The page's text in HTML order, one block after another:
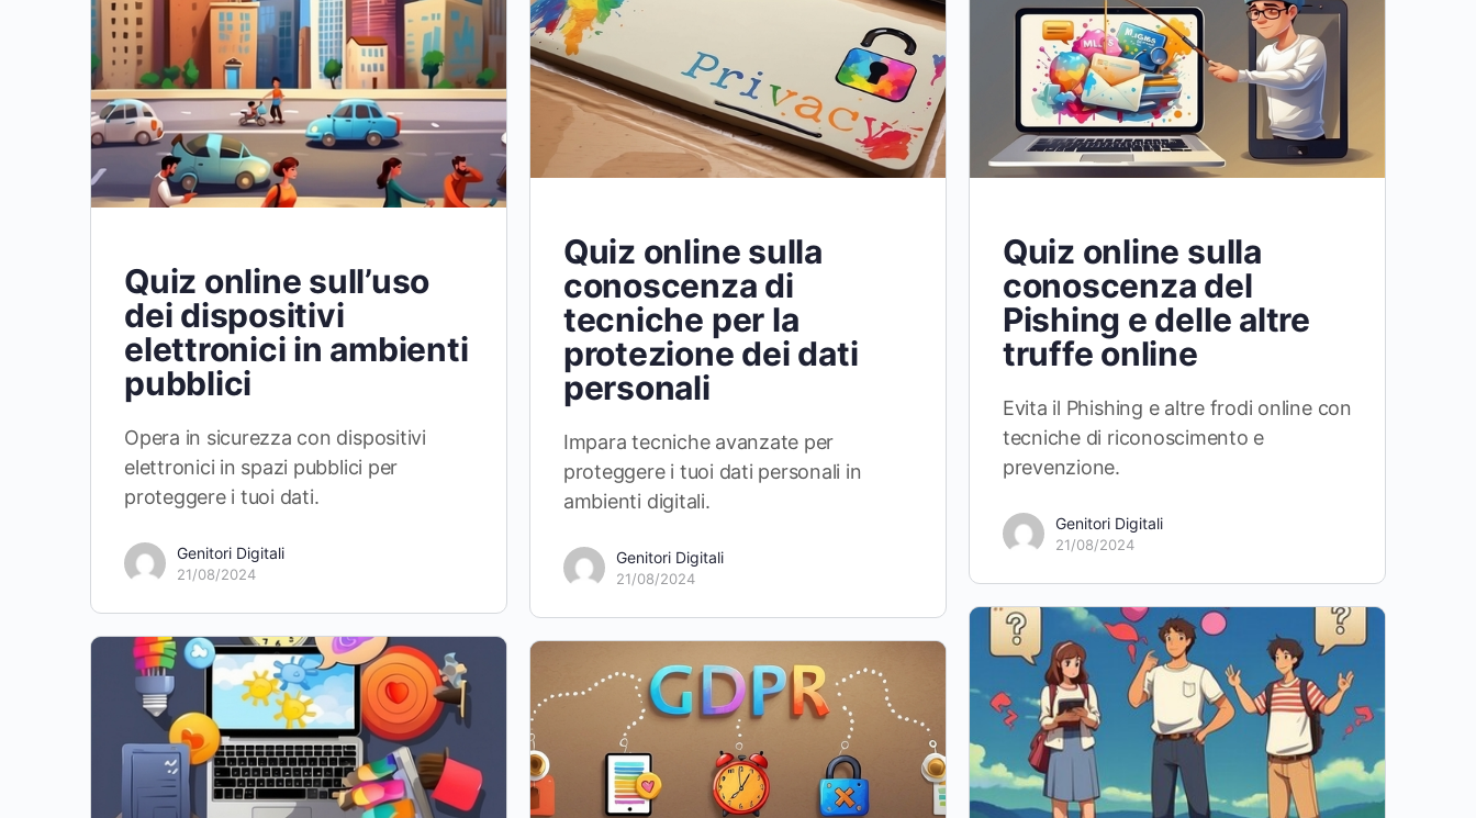
Quiz online sulla
conoscenza di
tecniche per la
protezione dei dati
personali
Impara tecniche avanzate per
proteggere i tuoi dati personali in
ambienti digitali.
Genitori Digitali
21/08/2024
Quiz online sulla
conoscenza del
Pishing e delle altre
truffe online
Evita il Phishing e altre frodi online con
tecniche di riconoscimento e
prevenzione.
Genitori Digitali
21/08/2024
Quiz online sull’uso
dei dispositivi
elettronici in ambienti
pubblici
Opera in sicurezza con dispositivi
elettronici in spazi pubblici per
proteggere i tuoi dati.
Genitori Digitali
21/08/2024